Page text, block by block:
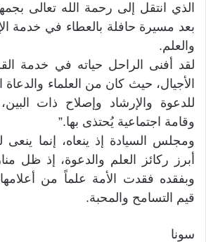
الذي انتقل إلى رحمة الله تعالى
بعد مسيرة حافلة بالعطاء في خدمة
والعلم.
لقد أفنى الراحل حياته في خدمة
الأجيال، حيث كان من العلماء
للدعوة والإرشاد وإصلاح ذات
وقامة اجتماعية يُحتذى بها.”
​ومجلس السيادة إذ ينعاه، إنما ينعى
أبرز ركائز العلم والدعوة، إذ ظل
وبفقده فقدت الأمة علماً من
قيم التسامح والمحبة.
سونا